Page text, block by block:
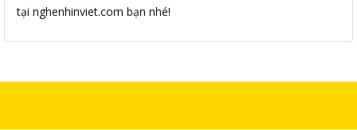
tại nghenhinviet.com bạn nhé!